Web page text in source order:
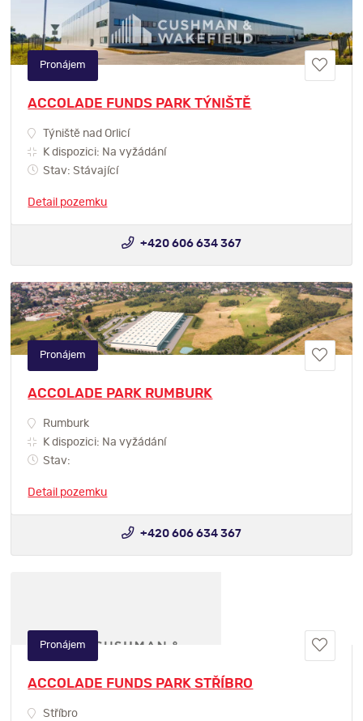
ACCOLADE FUNDS PARK TÝNIŠTĚ
Týniště nad Orlicí
K dispozici: Na vyžádání
Stav: Stávající
Detail pozemku
Pronájem
+420 606 634 367
ACCOLADE PARK RUMBURK
Rumburk
K dispozici: Na vyžádání
Stav:
Detail pozemku
Pronájem
+420 606 634 367
ACCOLADE FUNDS PARK STŘÍBRO
Stříbro
Pronájem